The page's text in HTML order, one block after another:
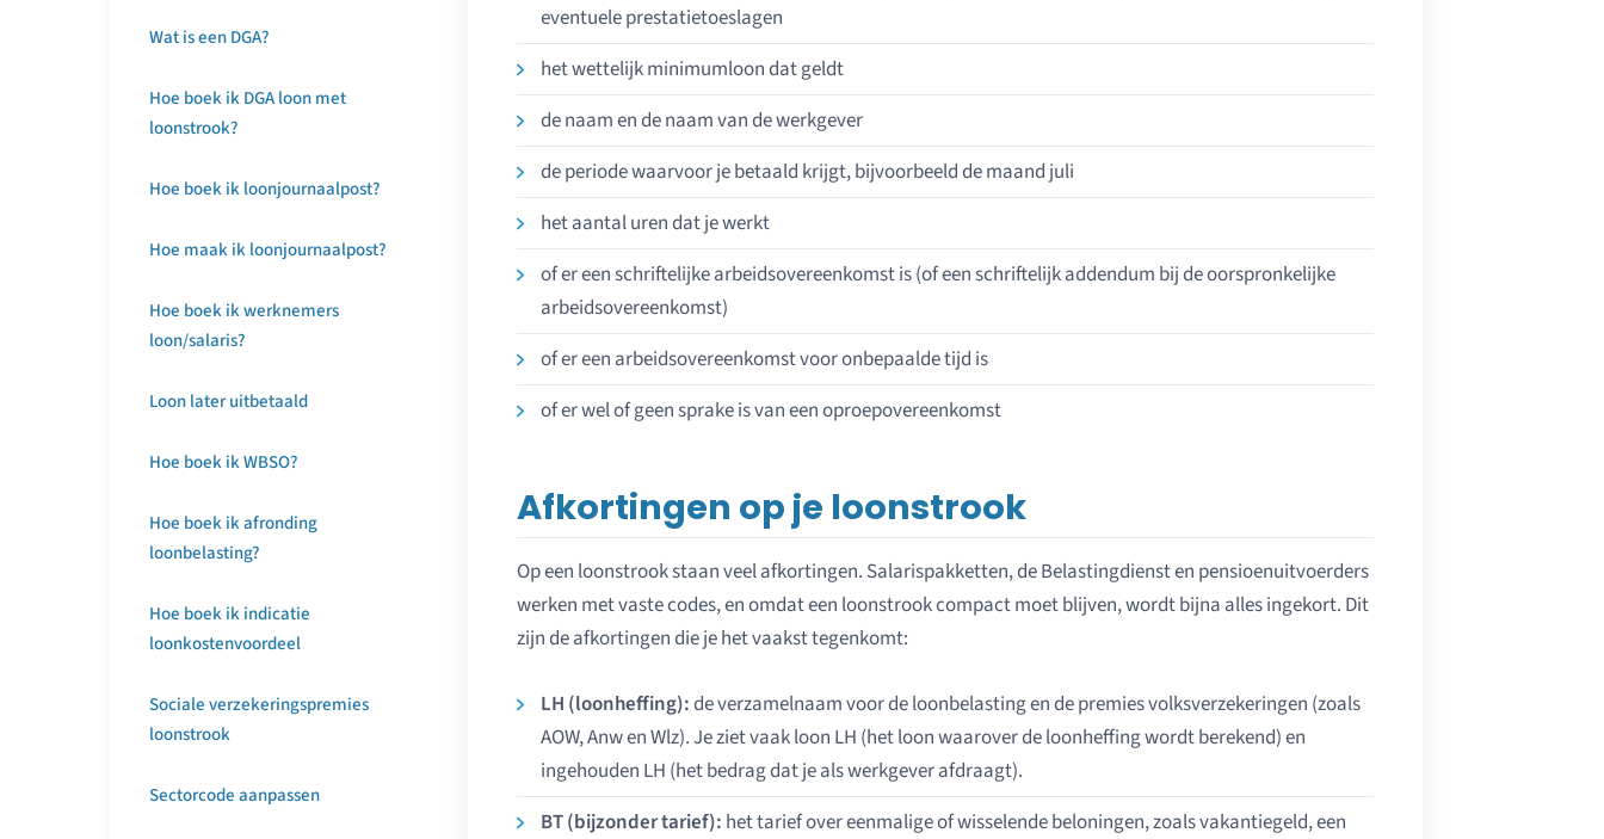
Wat is een DGA?
Hoe boek ik DGA loon met
loonstrook?
Hoe boek ik loonjournaalpost?
Hoe maak ik loonjournaalpost?
Hoe boek ik werknemers
loon/salaris?
Loon later uitbetaald
Hoe boek ik WBSO?
Hoe boek ik afronding
loonbelasting?
Hoe boek ik indicatie
loonkostenvoordeel
Sociale verzekeringspremies
loonstrook
Sectorcode aanpassen
eventuele prestatietoeslagen
het wettelijk minimumloon dat geldt
de naam en de naam van de werkgever
de periode waarvoor je betaald krijgt, bijvoorbeeld de maand juli
het aantal uren dat je werkt
of er een schriftelijke arbeidsovereenkomst is (of een schriftelijk addendum bij de oorspronkelijke
arbeidsovereenkomst)
of er een arbeidsovereenkomst voor onbepaalde tijd is
of er wel of geen sprake is van een oproepovereenkomst
Afkortingen op je loonstrook
Op een loonstrook staan veel afkortingen. Salarispakketten, de Belastingdienst en pensioenuitvoerders
werken met vaste codes, en omdat een loonstrook compact moet blijven, wordt bijna alles ingekort. Dit
zijn de afkortingen die je het vaakst tegenkomt:
LH (loonheffing):de verzamelnaam voor de loonbelasting en de premies volksverzekeringen (zoals
AOW, Anw en Wlz). Je ziet vaak loon LH (het loon waarover de loonheffing wordt berekend) en
ingehouden LH (het bedrag dat je als werkgever afdraagt).
BT (bijzonder tarief): het tarief over eenmalige of wisselende beloningen, zoals vakantiegeld, een